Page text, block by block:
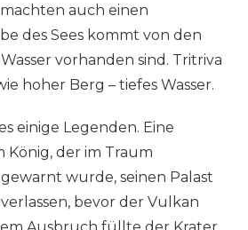
auch einen
des Sees kommt von den
vorhanden sind. Tritriva
hoher Berg – tiefes Wasser.
einige Legenden. Eine
König, der im Traum
wurde, seinen Palast
bevor der Vulkan
Ausbruch füllte der Krater